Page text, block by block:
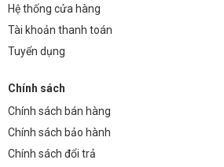
Hệ thống cửa hàng
Tài khoản thanh toán
Tuyển dụng
Chính sách
Chính sách bán hàng
Chính sách bảo hành
Chính sách đổi trả